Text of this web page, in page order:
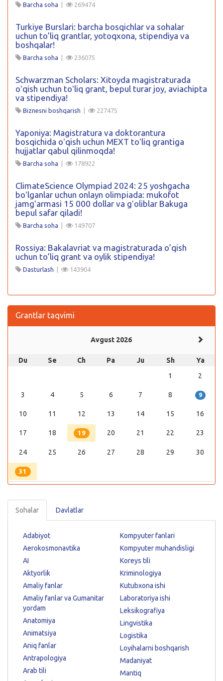
Barcha soha | 269474
Turkiye Burslari: barcha bosqichlar va sohalar
uchun to’liq grantlar, yotoqxona, stipendiya va
boshqalar!
Barcha soha | 236075
Schwarzman Scholars: Xitoyda magistraturada
oʻqish uchun toʻliq grant, bepul turar joy, aviachipta
va stipendiya!
Biznesni boshqarish | 227475
Yaponiya: Magistratura va doktorantura
bosqichida oʻqish uchun MEXT toʻliq grantiga
hujjatlar qabul qilinmoqda!
Barcha soha | 178922
ClimateScience Olympiad 2024: 25 yoshgacha
boʻlganlar uchun onlayn olimpiada: mukofot
jamgʻarmasi 15 000 dollar va gʻoliblar Bakuga
bepul safar qiladi!
Barcha soha | 149707
Rossiya: Bakalavriat va magistraturada o’qish
uchun to’liq grant va oylik stipendiya!
Dasturlash | 143904
Grantlar taqvimi
Avgust 2026
Du Se Ch Pa Ju Sh
Ya
1
2
3 4 5 6 7 8 9
10 11 12 13 14 15 16
17 18 19 20 21 22 23
24 25 26 27 28 29 30
31
Sohalar Davlatlar
Adabiyot
Aerokosmonavtika
AI
Aktyorlik
Amaliy fanlar
Amaliy fanlar va Gumanitar
yordam
Anatomiya
Animatsiya
Aniq fanlar
Antrapologiya
Arab tili
Kompyuter fanlari
Kompyuter muhandisligi
Koreys tili
Kriminologiya
Kutubxona ishi
Laboratoriya ishi
Leksikografiya
Lingvistika
Logistika
Loyihalarni boshqarish
Madaniyat
Mantiq